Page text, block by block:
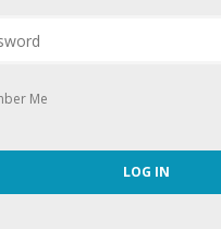
Me